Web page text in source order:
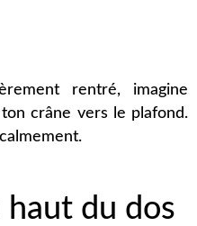
rentré, imagine
crâne vers le plafond.
du dos